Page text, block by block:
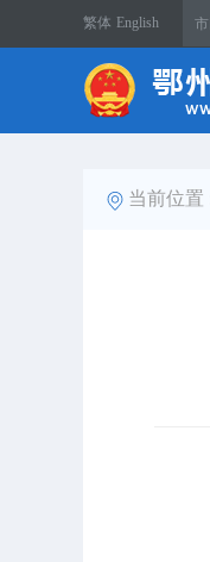
繁体 English
当前位置